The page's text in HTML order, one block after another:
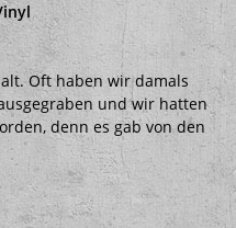
Oft haben wir damals
und wir hatten
denn es gab von den